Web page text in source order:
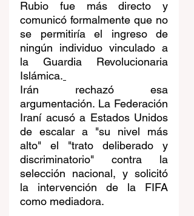
Rubio fue más directo y
comunicó formalmente que no
se permitiría el ingreso de
ningún individuo vinculado a
la Guardia Revolucionaria
Islámica.
Irán rechazó esa
argumentación. La Federación
Iraní acusó a Estados Unidos
de escalar a "su nivel más
alto" el "trato deliberado y
discriminatorio" contra la
selección nacional, y solicitó
la intervención de la FIFA
como mediadora.